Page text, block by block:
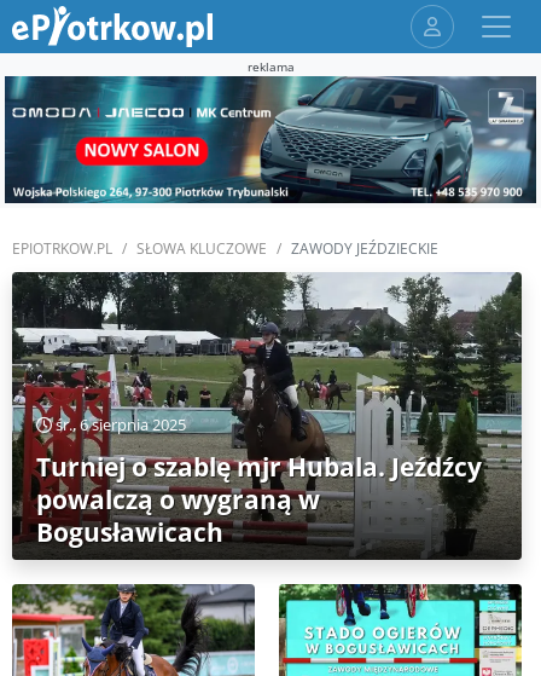
reklama
EPIOTRKOW.PL SŁOWA KLUCZOWE ZAWODY JEŹDZIECKIE
śr., 6 sierpnia 2025
Turniej o szablę mjr Hubala. Jeźdźcy
powalczą o wygraną w
Bogusławicach